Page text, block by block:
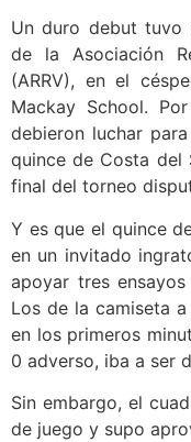
Un duro debut tuvo
de la Asociación
(ARRV), en el
Mackay School.
debieron luchar
quince de Costa del
final del torneo
Y es que el quince
en un invitado
apoyar tres
Los de la camiseta
en los primeros
0 adverso, iba a ser
Sin embargo, el
de juego y supo